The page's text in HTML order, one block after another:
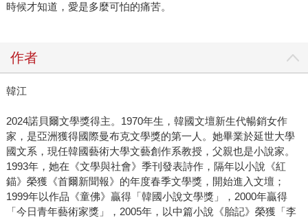
時候才知道，愛是多麼可怕的痛苦。
作者
韓江
2024諾貝爾文學獎得主。1970年生，韓國文壇新生代暢銷女作
家，是亞洲獲得國際曼布克文學獎的第一人。她畢業於延世大學
國文系，現任韓國藝術大學文藝創作系教授，父親也是小說家。
1993年，她在《文學與社會》季刊發表詩作，隔年以小說《紅
錨》榮獲《首爾新聞報》的年度春季文學獎，開始進入文壇；
1999年以作品《童佛》贏得「韓國小說文學獎」，2000年贏得
「今日青年藝術家獎」，2005年，以中篇小說《胎記》榮獲「李